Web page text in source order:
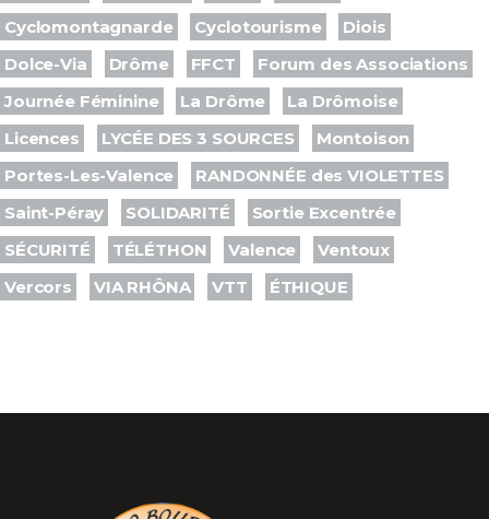
Cyclomontagnarde
Cyclotourisme
Diois
Dolce-Via
Drôme FFCT
Forum des Associations
Journée Féminine
La Drôme
La Drômoise
Licences
LYCÉE DES 3 SOURCES
Montoison
Portes-Les-Valence
RANDONNÉE des VIOLETTES
Saint-Péray
SOLIDARITÉ
Sortie Excentrée
SÉCURITÉ
TÉLÉTHON Valence
Ventoux
Vercors
VIA RHÔNA VTT ÉTHIQUE